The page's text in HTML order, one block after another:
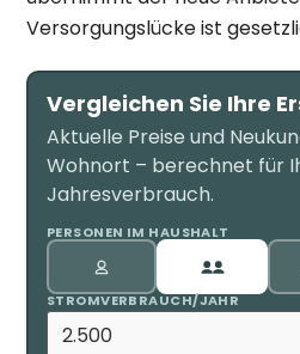
Versorgungslücke ist
Vergleichen Sie Ihre
Aktuelle Preise und
Wohnort – berechnet für
Jahresverbrauch.
PERSONEN IM HAUSHALT
STROMVERBRAUCH/JAHR